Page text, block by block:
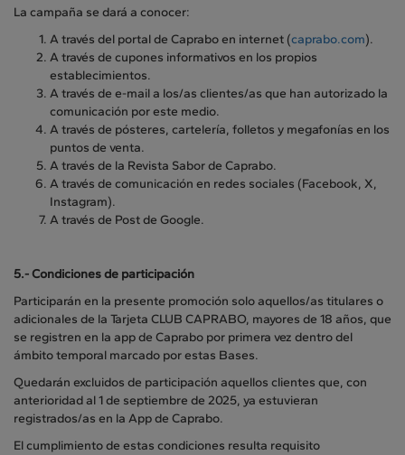
La campaña se dará a conocer:
A través del portal de Caprabo en internet (caprabo.com).
A través de cupones informativos en los propios
establecimientos.
A través de e-mail a los/as clientes/as que han autorizado la
comunicación por este medio.
A través de pósteres, cartelería, folletos y megafonías en los
puntos de venta.
A través de la Revista Sabor de Caprabo.
A través de comunicación en redes sociales (Facebook, X,
Instagram).
A través de Post de Google.
5.- Condiciones de participación
Participarán en la presente promoción solo aquellos/as titulares o
adicionales de la Tarjeta CLUB CAPRABO, mayores de 18 años, que
se registren en la app de Caprabo por primera vez dentro del
ámbito temporal marcado por estas Bases.
Quedarán excluidos de participación aquellos clientes que, con
anterioridad al 1 de septiembre de 2025, ya estuvieran
registrados/as en la App de Caprabo.
El cumplimiento de estas condiciones resulta requisito